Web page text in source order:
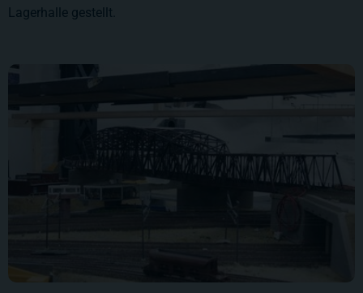
Lagerhalle gestellt.